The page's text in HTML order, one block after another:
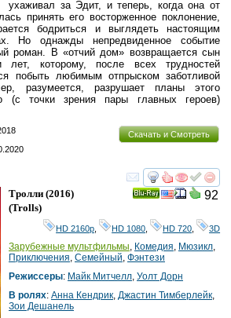
ухаживал за Эдит, и теперь, когда она от
принять его восторженное поклонение,
бодриться и выглядеть настоящим
Но однажды непредвиденное событие
роман. В «отчий дом» возвращается сын
которому, после всех трудностей
побыть любимым отпрыском заботливой
разумеется, разрушает планы этого
(с точки зрения пары главных героев)
Скачать и Смотреть
смотреть
92
Тролли (2016)
(Trolls)
HD 2160р HD 1080 HD 720 3D
Зарубежные мультфильмы Комедия Мюзикл
Приключения Семейный Фэнтези
Режиссеры: Майк Митчелл Уолт Дорн
В ролях: Анна Кендрик Джастин Тимберлейк
Зои Дешанель